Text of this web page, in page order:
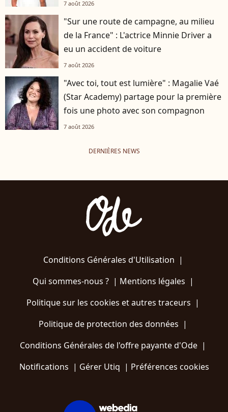
7 août 2026
"Sur une route de campagne, au milieu
de la France" : L'actrice Minnie Driver a
eu un accident de voiture
7 août 2026
"Avec toi, tout est lumière" : Magalie Vaé
(Star Academy) partage pour la première
fois une photo avec son compagnon
7 août 2026
DERNIÈRES NEWS
Conditions Générales d'Utilisation |
Qui sommes-nous ?| Mentions légales |
Politique sur les cookies et autres traceurs |
Politique de protection des données |
Conditions Générales de l'offre payante d'Ode |
Notifications | Gérer Utiq | Préférences cookies